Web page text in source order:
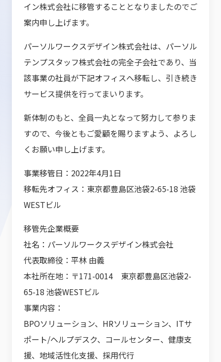
イン株式会社に移管することとなりましたのでご
案内申し上げます。
パーソルワークスデザイン株式会社は、パーソル
テンプスタッフ株式会社の完全子会社であり、当
該事業の社員が下記オフィスへ移転し、引き続き
サービス提供を行ってまいります。
新体制のもと、全員一丸となって努力して参りま
すので、今後ともご愛顧を賜りますよう、よろし
くお願い申し上げます。
事業移管日： 2022年4月1日
移転先オフィス：東京都豊島区池袋2-65-18 池袋
WESTビル
移管先企業概要
社名：パーソルワークスデザイン株式会社
代表取締役：平林 由義
本社所在地：〒171-0014 東京都豊島区池袋2-
65-18 池袋WESTビル
事業内容：
BPOソリューション、 HRソリューション、 ITサ
ポート/ヘルプデスク、コールセンター、健康支
援、地域活性化支援、採用代行